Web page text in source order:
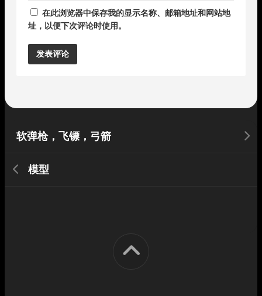
在此浏览器中保存我的显示名称、邮箱地址和网站地
址，以便下次评论时使用。
软弹枪，飞镖，弓箭
模型